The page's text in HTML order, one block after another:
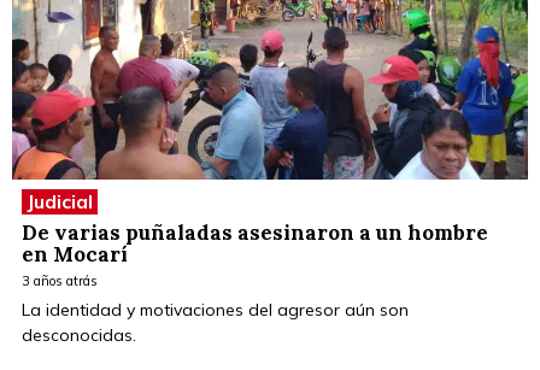
Judicial
De varias puñaladas asesinaron a un hombre
en Mocarí
3 años atrás
La identidad y motivaciones del agresor aún son
desconocidas.